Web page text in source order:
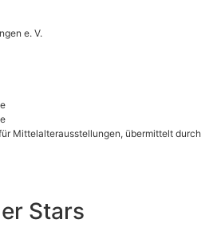
e. V.
Mittelalterausstellungen, übermittelt durch
Stars